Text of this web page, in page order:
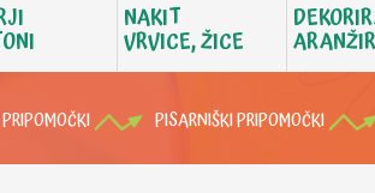
NAKIT
VRVICE, ŽICE
PISARNIŠKI PRIPOMOČKI